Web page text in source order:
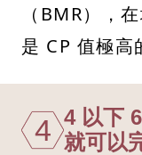
（BMR），
是 CP 值極高
4 4 以下
就可以